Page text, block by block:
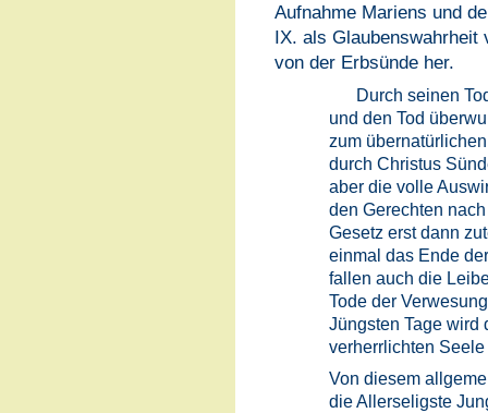
Aufnahme Mariens und
IX. als Glaubenswahrheit
von der Erbsünde her.
Durch seinen
und den Tod
zum
durch Christus
aber die volle
den Gerechten
Gesetz erst dann
einmal das Ende
fallen auch die
Tode der
Jüngsten Tage wird
verherrlichten
Von diesem
die Allerseligste